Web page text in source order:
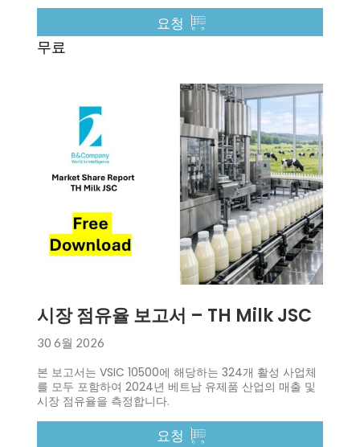
요청
무료
시장 점유율 보고서 – TH Milk JSC
30 6월 2026
본 보고서는 VSIC 10500에 해당하는 324개 활성 사업체
를 모두 포함하여 2024년 베트남 유제품 산업의 매출 및
시장 점유율을 측정합니다.
요청